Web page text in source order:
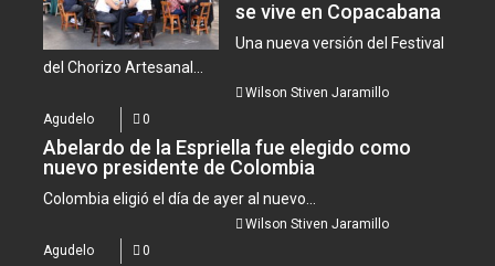
se vive en Copacabana
Una nueva versión del Festival
del Chorizo Artesanal...
Wilson Stiven Jaramillo
Agudelo
0
Abelardo de la Espriella fue elegido como
nuevo presidente de Colombia
Colombia eligió el día de ayer al nuevo...
Wilson Stiven Jaramillo
Agudelo
0